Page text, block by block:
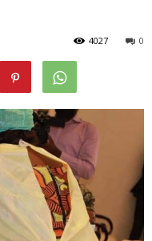
0
4027